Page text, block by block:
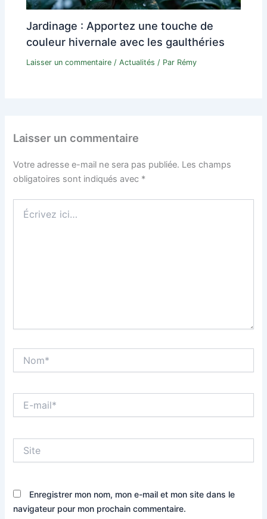
Jardinage : Apportez une touche de
couleur hivernale avec les gaulthéries
Laisser un commentaire /Actualités / Par Rémy
Laisser un commentaire
Votre adresse e-mail ne sera pas publiée. Les champs
obligatoires sont indiqués avec *
ici…
mail*
Enregistrer mon nom, mon e-mail et mon site dans le
navigateur pour mon prochain commentaire.